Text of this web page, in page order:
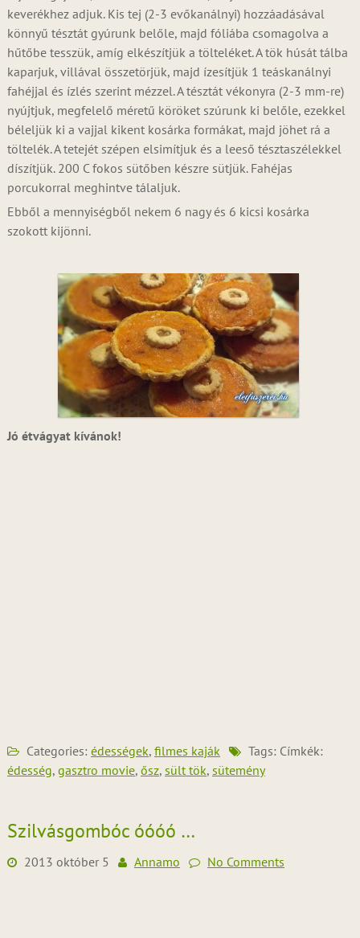
keverékhez adjuk. Kis tej (2-3 evőkanálnyi) hozzáadásával
könnyű tésztát gyúrunk belőle, majd fóliába csomagolva a
hűtőbe tesszük, amíg elkészítjük a tölteléket. A tök húsát tálba
kaparjuk, villával összetörjük, majd ízesítjük 1 teáskanálnyi
fahéjjal és ízlés szerint mézzel. A tésztát vékonyra (2-3 mm-re)
nyújtjuk, megfelelő méretű köröket szúrunk ki belőle, ezekkel
béleljük ki a vajjal kikent kosárka formákat, majd jöhet rá a
töltelék. A tetejét szépen elsimítjuk és a leeső tésztaszélekkel
díszítjük. 200 C fokos sütőben készre sütjük. Fahéjas
porcukorral meghintve tálaljuk.
Ebből a mennyiségből nekem 6 nagy és 6 kicsi kosárka
szokott kijönni.
Jó étvágyat kívánok!
Categories: édességek, filmes kaják
Tags: Címkék:
édesség, gasztro movie, ősz, sült tök, sütemény
Szilvásgombóc óóóó …
2013 október 5 Annamo No Comments